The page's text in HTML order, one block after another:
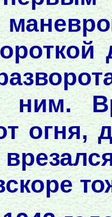
ним.
огня,